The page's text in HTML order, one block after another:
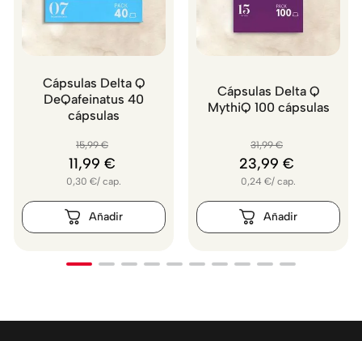
Cápsulas Delta Q
DeQafeinatus 40
cápsulas
15,99 €
11,99 €
0,30 €/ cap.
Cápsulas Delta Q
MythiQ 100 cápsulas
31,99 €
23,99 €
0,24 €/ cap.